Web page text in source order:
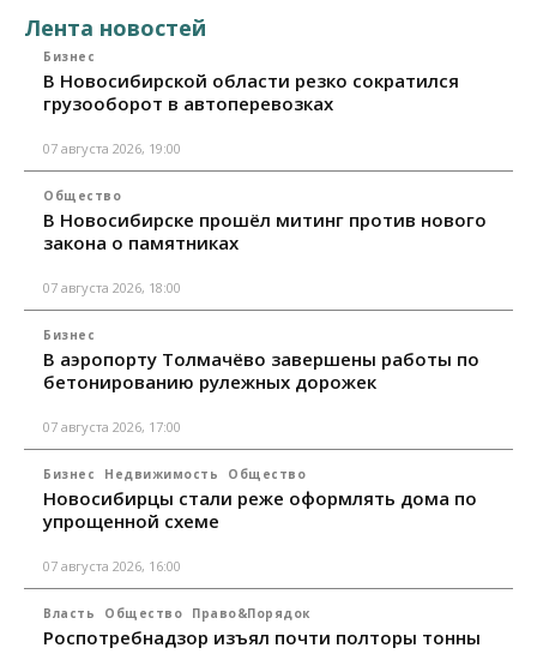
Лента новостей
Бизнес
В Новосибирской области резко сократился
грузооборот в автоперевозках
07 августа 2026, 19:00
Общество
В Новосибирске прошёл митинг против нового
закона о памятниках
07 августа 2026, 18:00
Бизнес
В аэропорту Толмачёво завершены работы по
бетонированию рулежных дорожек
07 августа 2026, 17:00
Бизнес Недвижимость Общество
Новосибирцы стали реже оформлять дома по
упрощенной схеме
07 августа 2026, 16:00
Власть Общество Право&Порядок
Роспотребнадзор изъял почти полторы тонны